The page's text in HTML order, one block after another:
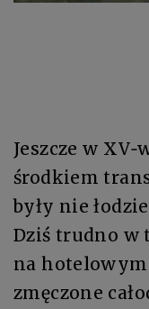
Jeszcze w
środkiem
były nie
Dziś trudno w
na hotelowym
zmęczone